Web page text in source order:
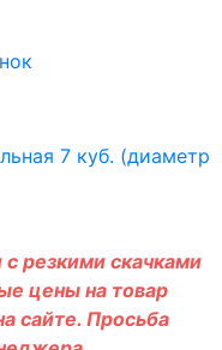
резкими скачками
цены на товар
сайте. Просьба